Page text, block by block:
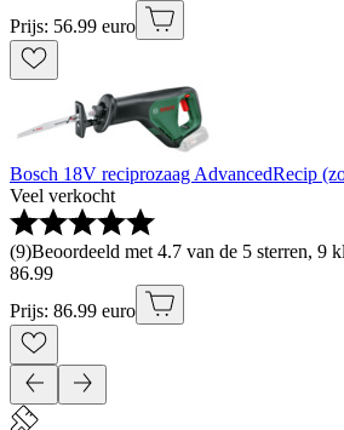
Prijs: 56.99 euro
Bosch 18V reciprozaag AdvancedRecip
Veel verkocht
(9)Beoordeeld met 4.7 van de 5 sterren, 9
86.99
Prijs: 86.99 euro